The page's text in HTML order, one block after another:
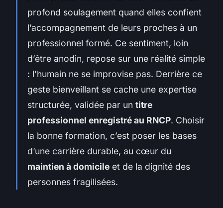
profond soulagement quand elles confient
l’accompagnement de leurs proches à un
professionnel formé. Ce sentiment, loin
d’être anodin, repose sur une réalité simple
: l’humain ne se improvise pas. Derrière ce
geste bienveillant se cache une expertise
structurée, validée par un titre
professionnel enregistré au RNCP. Choisir
la bonne formation, c’est poser les bases
d’une carrière durable, au cœur du
maintien à domicile et de la dignité des
personnes fragilisées.